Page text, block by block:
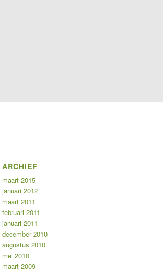
ARCHIEF
maart 2015
januari 2012
maart 2011
februari 2011
januari 2011
december 2010
augustus 2010
mei 2010
maart 2009